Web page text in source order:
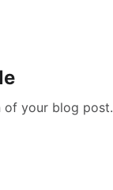
of your blog post.